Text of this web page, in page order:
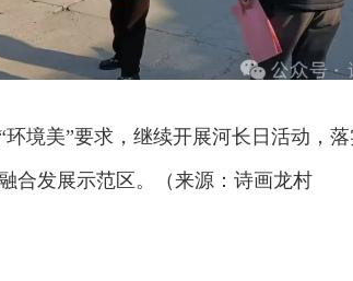
境美”要求，继续开展河长日活动，
合发展示范区。（来源：诗画龙村